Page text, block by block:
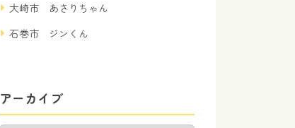
大崎市 あさりちゃん
石巻市 ジンくん
アーカイブ